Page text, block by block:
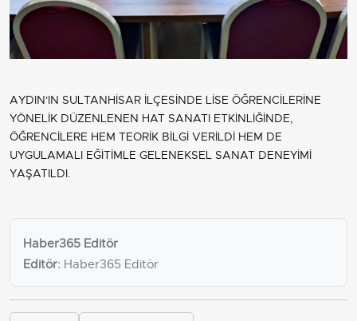
AYDIN'IN SULTANHİSAR İLÇESİNDE LİSE ÖĞRENCİLERİNE
YÖNELİK DÜZENLENEN HAT SANATI ETKİNLİĞİNDE,
ÖĞRENCİLERE HEM TEORİK BİLGİ VERİLDİ HEM DE
UYGULAMALI EĞİTİMLE GELENEKSEL SANAT DENEYİMİ
YAŞATILDI.
Haber365 Editör
Editör: Haber365 Editör